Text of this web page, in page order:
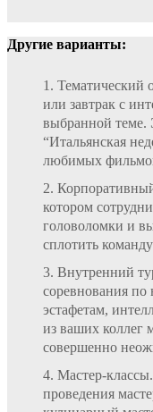
Другие варианты:
Тематический
или завтрак с
выбранной теме.
“Итальянская
любимых
котором
головоломки и
сплотить
Внутренний
соревнования
эстафетам,
из ваших коллег
совершенно
Мастер-
проведения